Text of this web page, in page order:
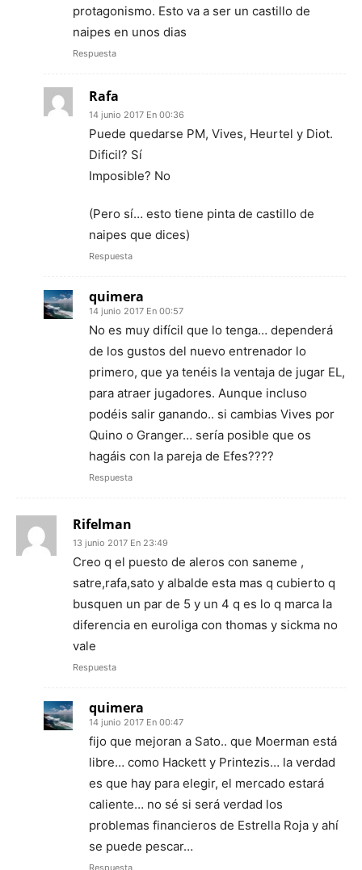
protagonismo. Esto va a ser un castillo de
naipes en unos dias
Respuesta
Rafa
14 junio 2017 En 00:36
Puede quedarse PM, Vives, Heurtel y Diot.
Dificil? Sí
Imposible? No
(Pero sí… esto tiene pinta de castillo de
naipes que dices)
Respuesta
quimera
14 junio 2017 En 00:57
No es muy difícil que lo tenga… dependerá
de los gustos del nuevo entrenador lo
primero, que ya tenéis la ventaja de jugar EL,
para atraer jugadores. Aunque incluso
podéis salir ganando.. si cambias Vives por
Quino o Granger… sería posible que os
hagáis con la pareja de Efes????
Respuesta
Rifelman
13 junio 2017 En 23:49
Creo q el puesto de aleros con saneme ,
satre,rafa,sato y albalde esta mas q cubierto q
busquen un par de 5 y un 4 q es lo q marca la
diferencia en euroliga con thomas y sickma no
vale
Respuesta
quimera
14 junio 2017 En 00:47
fijo que mejoran a Sato.. que Moerman está
libre… como Hackett y Printezis… la verdad
es que hay para elegir, el mercado estará
caliente… no sé si será verdad los
problemas financieros de Estrella Roja y ahí
se puede pescar…
Respuesta